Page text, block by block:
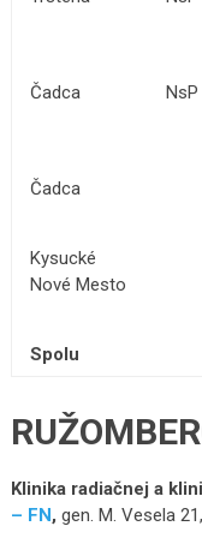
Čadca
Čadca
Kysucké
Nové Mesto
Spolu
Klinika radiačnej a
– FN, gen. M. Vesela